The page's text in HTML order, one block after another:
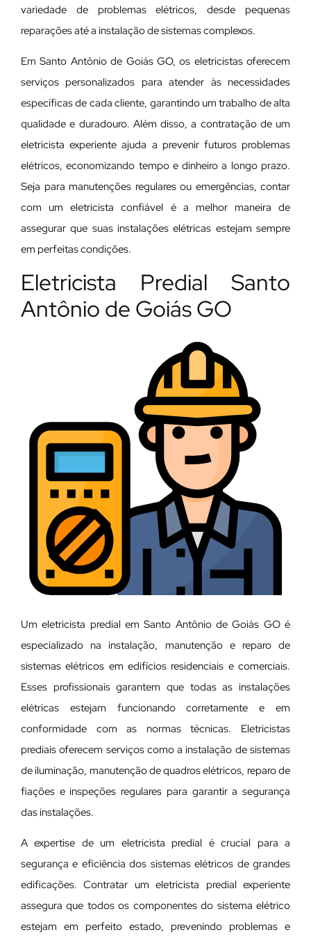
variedade de problemas elétricos, desde pequenas
reparações até a instalação de sistemas complexos.
Em Santo Antônio de Goiás GO, os eletricistas oferecem
serviços personalizados para atender às necessidades
específicas de cada cliente, garantindo um trabalho de alta
qualidade e duradouro. Além disso, a contratação de um
eletricista experiente ajuda a prevenir futuros problemas
elétricos, economizando tempo e dinheiro a longo prazo.
Seja para manutenções regulares ou emergências, contar
com um eletricista confiável é a melhor maneira de
assegurar que suas instalações elétricas estejam sempre
em perfeitas condições.
Eletricista Predial Santo
Antônio de Goiás GO
Um eletricista predial em Santo Antônio de Goiás GO é
especializado na instalação, manutenção e reparo de
sistemas elétricos em edifícios residenciais e comerciais.
Esses profissionais garantem que todas as instalações
elétricas estejam funcionando corretamente e em
conformidade com as normas técnicas. Eletricistas
prediais oferecem serviços como a instalação de sistemas
de iluminação, manutenção de quadros elétricos, reparo de
fiações e inspeções regulares para garantir a segurança
das instalações.
A expertise de um eletricista predial é crucial para a
segurança e eficiência dos sistemas elétricos de grandes
edificações. Contratar um eletricista predial experiente
assegura que todos os componentes do sistema elétrico
estejam em perfeito estado, prevenindo problemas e